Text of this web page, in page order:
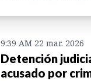
9:39 AM 22 mar. 2026
Detención
acusado por